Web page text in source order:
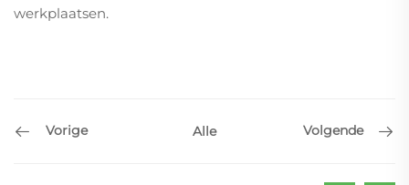
werkplaatsen.
Vorige Alle Volgende